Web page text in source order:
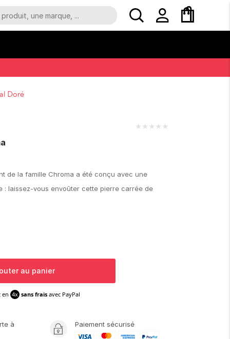
Doré
★ ★ ★ ★ ★
de la famille Chroma a été conçu avec une
: laissez-vous envoûter cette pierre carrée de
au panier
en 4x sans frais avec PayPal
à Paiement sécurisé